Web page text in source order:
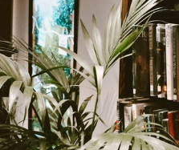
れ
て、
言
葉
に
詰
ま
る
の